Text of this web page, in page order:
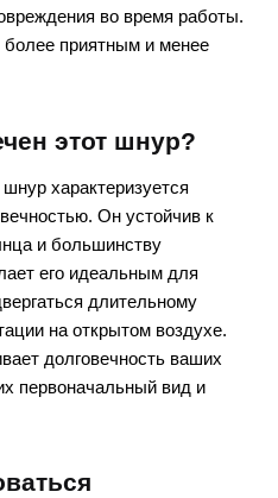
во время работы.
более приятным и менее
этот шнур?
характеризуется
Он устойчив к
и большинству
его идеальным для
длительному
на открытом воздухе.
долговечность ваших
первоначальный вид и